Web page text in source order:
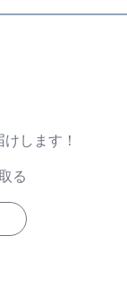
します！
る